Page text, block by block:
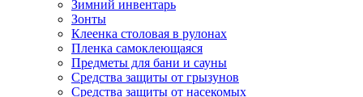
Зимний инвентарь
Зонты
Клеенка столовая в рулонах
Пленка самоклеющаяся
Предметы для бани и сауны
Средства защиты от грызунов
Средства защиты от насекомых